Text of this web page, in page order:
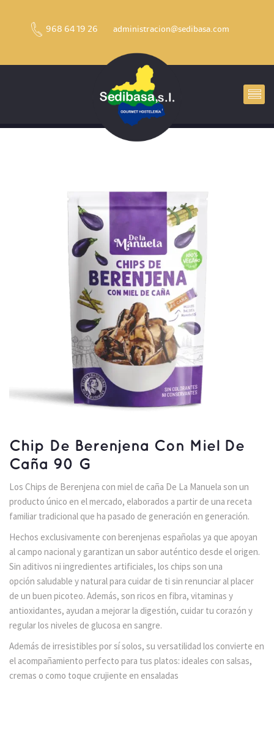
968 64 19 26 administracion@sedibasa.com
Chip De Berenjena Con Miel De
Caña 90 G
Los Chips de Berenjena con miel de caña De La Manuela son un
producto único en el mercado, elaborados a partir de una receta
familiar tradicional que ha pasado de generación en generación.
Hechos exclusivamente con berenjenas españolas ya que apoyan
al campo nacional y garantizan un sabor auténtico desde el origen.
Sin aditivos ni ingredientes artificiales, los chips son una
opción saludable y natural para cuidar de ti sin renunciar al placer
de un buen picoteo. Además, son ricos en fibra, vitaminas y
antioxidantes, ayudan a mejorar la digestión, cuidar tu corazón y
regular los niveles de glucosa en sangre.
Además de irresistibles por sí solos, su versatilidad los convierte en
el acompañamiento perfecto para tus platos: ideales con salsas,
cremas o como toque crujiente en ensaladas